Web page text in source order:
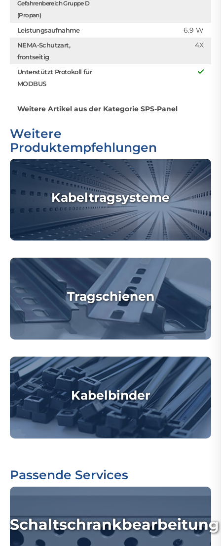
Gefahrenbereich Gruppe D
(Propan)
Leistungsaufnahme 6.9 W
NEMA-Schutzart,
frontseitig
4X
Unterstützt Protokoll für
MODBUS
Weitere Artikel aus der Kategorie SPS-Panel
Weitere
Produktempfehlungen
Kabeltragsysteme
Tragschienen
Kabelbinder
Passende Services
Schaltschrankbearbeitung